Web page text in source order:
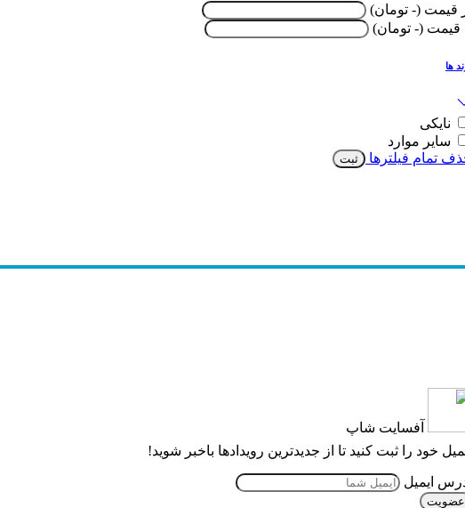
از قیمت ( - تومان )
تا قیمت ( - تومان )
برند ها
نایکی
سایر موارد
حذف تمام فیلترها
ثبت
آفسایت شاپ
ایمیل خود را ثبت کنید تا از جدیدترین رویدادها باخبر شوید!
آدرس ایمیل
عضویت